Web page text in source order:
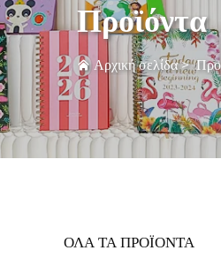
Προϊόντα
Αρχική σελίδα>
ΟΛΑ ΤΑ ΠΡΟΪΟΝΤΑ